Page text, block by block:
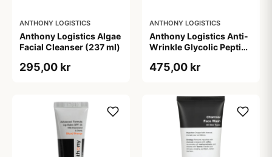
ANTHONY LOGISTICS
Anthony Logistics Algae
Facial Cleanser (237 ml)
295,00 kr
ANTHONY LOGISTICS
Anthony Logistics Anti-
Wrinkle Glycolic Peptide
475,00 kr